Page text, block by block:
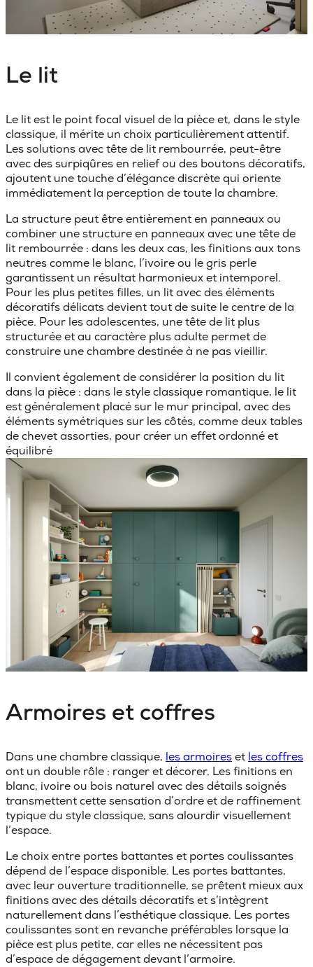
Le lit
Le lit est le point focal visuel de la pièce et, dans le style
classique, il mérite un choix particulièrement attentif.
Les solutions avectête de lit rembourrée, peut-être
avec des surpiqûres en relief ou des boutons décoratifs,
ajoutent une touche d’élégance discrète qui oriente
immédiatement la perception de toute la chambre.
La structure peut être entièrement en panneaux ou
combiner une structure en panneaux avec une tête de
lit rembourrée : dans les deux cas, les finitions aux tons
neutres comme le blanc, l’ivoire ou le gris perle
garantissent un résultat harmonieux et intemporel.
Pour les plus petites filles, un lit avec des éléments
décoratifs délicats devient tout de suite le centre de la
pièce. Pour les adolescentes, une tête de lit plus
structurée et au caractère plus adulte permet de
construire une chambre destinée à ne pas vieillir.
Il convient également de considérer la position du lit
dans la pièce : dans le style classique romantique, le lit
est généralement placé sur le mur principal, avec des
éléments symétriques sur les côtés, comme deux tables
de chevet assorties, pour créer un effet ordonné et
équilibré
Armoires et coffres
Dans une chambre classique, les armoireset les coffres
ont un double rôle : ranger et décorer. Les finitions en
blanc, ivoire ou bois naturel avec des détails soignés
transmettent cette sensation d’ordre et de raffinement
typique du style classique, sans alourdir visuellement
l’espace.
Le choix entre portes battantes et portes coulissantes
dépend de l’espace disponible. Les portes battantes,
avec leur ouverture traditionnelle, se prêtent mieux aux
finitions avec des détails décoratifs et s’intègrent
naturellement dans l’esthétique classique. Les portes
coulissantes sont en revanche préférables lorsque la
pièce est plus petite, car elles ne nécessitent pas
d’espace de dégagement devant l’armoire.